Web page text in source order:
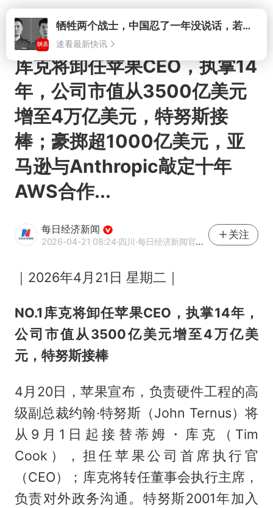
打开牺牲两个战士，中国忍了一年没说话，若菲律宾死了人，他会开战吗
速看最新快讯
库克将卸任苹果CEO，执掌14
年，公司市值从3500亿美元
增至4万亿美元，特努斯接
棒；豪掷超1000亿美元，亚
马逊与Anthropic敲定十年
AWS合作...
每日经济新闻
2026-04-21 08:24·四川·每日经济新闻官方网易号
关注
｜2026年4月21日 星期二｜
NO.1 库克将卸任苹果CEO，执掌14年，
公司市值从3500亿美元增至4万亿美
元，特努斯接棒
4月20日，苹果宣布，负责硬件工程的高
级副总裁约翰·特努斯（John Ternus）将
从9月1日起接替蒂姆・库克（Tim
Cook），担任苹果公司首席执行官
（CEO）；库克将转任董事会执行主席，
负责对外政务沟通。特努斯2001年加入